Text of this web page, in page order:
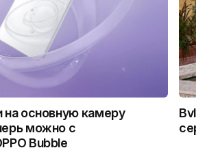
основную камеру
можно с
Bubble